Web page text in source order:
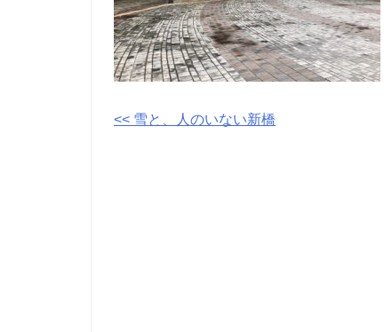
投
<< 雪と、人のいない新橋